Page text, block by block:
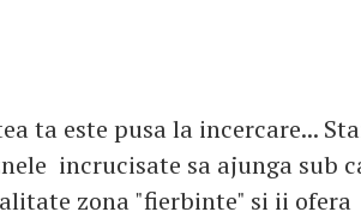
ta este pusa la incercare...
incrucisate sa ajunga sub
zona "fierbinte" si ii ofera